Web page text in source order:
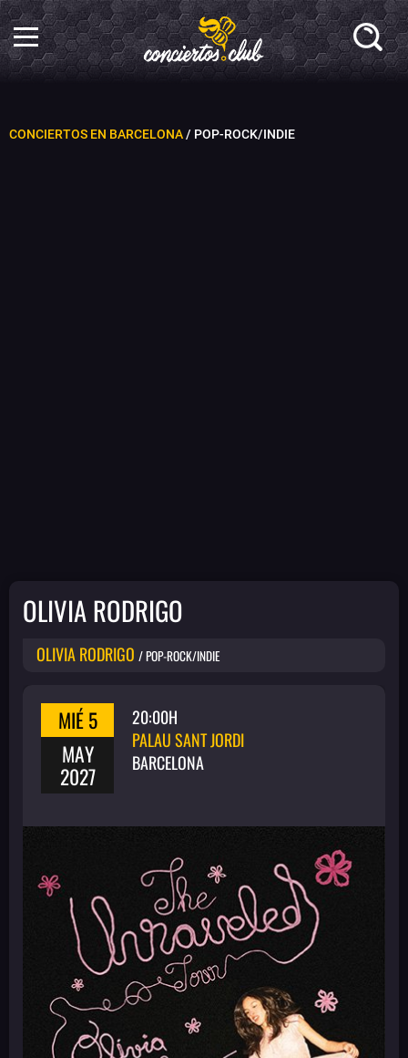
CONCIERTOS EN BARCELONA/ POP-ROCK/INDIE
OLIVIA RODRIGO
OLIVIA RODRIGO / POP-ROCK/INDIE
MIÉ 5
MAY
2027
20:00H
PALAU SANT JORDI
BARCELONA